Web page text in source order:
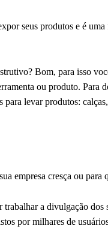
seus produtos e é
Bom, para isso
ou produto. Para
para levar produtos:
empresa cresça ou
a divulgação
por milhares de